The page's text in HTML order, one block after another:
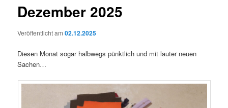
Dezember 2025
Veröffentlicht am02.12.2025
Diesen Monat sogar halbwegs pünktlich und mit lauter neuen
Sachen…